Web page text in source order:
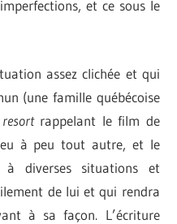
et ce sous le
assez clichée et qui
(une famille québécoise
resortrappelant le film de
à peu tout autre, et le
diverses situations et
de lui et qui rendra
à sa façon. L’écriture